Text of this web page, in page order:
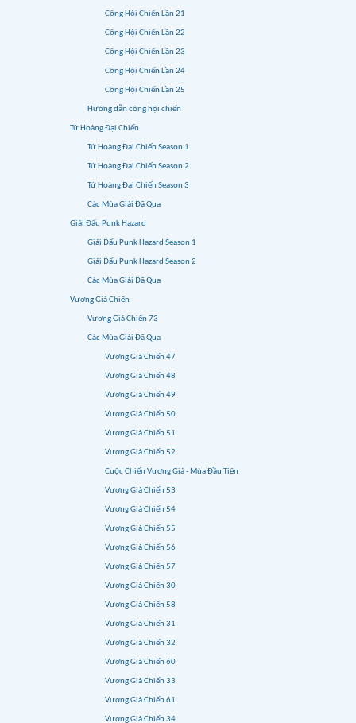
Công Hội Chiến Lần 21
Công Hội Chiến Lần 22
Công Hội Chiến Lần 23
Công Hội Chiến Lần 24
Công Hội Chiến Lần 25
Hướng dẫn công hội chiến
Tứ Hoàng Đại Chiến
Tứ Hoàng Đại Chiến Season 1
Tứ Hoàng Đại Chiến Season 2
Tứ Hoàng Đại Chiến Season 3
Các Mùa Giải Đã Qua
Giải Đấu Punk Hazard
Giải Đấu Punk Hazard Season 1
Giải Đấu Punk Hazard Season 2
Các Mùa Giải Đã Qua
Vương Giả Chiến
Vương Giả Chiến 73
Các Mùa Giải Đã Qua
Vương Giả Chiến 47
Vương Giả Chiến 48
Vương Giả Chiến 49
Vương Giả Chiến 50
Vương Giả Chiến 51
Vương Giả Chiến 52
Cuộc Chiến Vương Giả - Mùa Đầu Tiên
Vương Giả Chiến 53
Vương Giả Chiến 54
Vương Giả Chiến 55
Vương Giả Chiến 56
Vương Giả Chiến 57
Vương Giả Chiến 30
Vương Giả Chiến 58
Vương Giả Chiến 31
Vương Giả Chiến 32
Vương Giả Chiến 60
Vương Giả Chiến 33
Vương Giả Chiến 61
Vương Giả Chiến 34